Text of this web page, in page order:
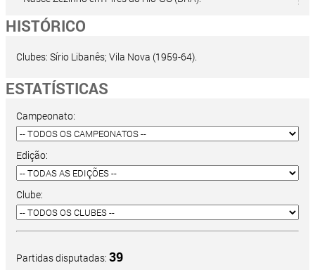
HISTÓRICO
Clubes: Sírio Libanês; Vila Nova (1959-64).
ESTATÍSTICAS
Campeonato:
Edição:
Clube:
Partidas disputadas: 39